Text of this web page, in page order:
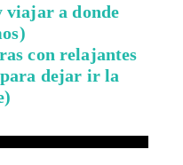
viajar a donde
con relajantes
dejar ir la